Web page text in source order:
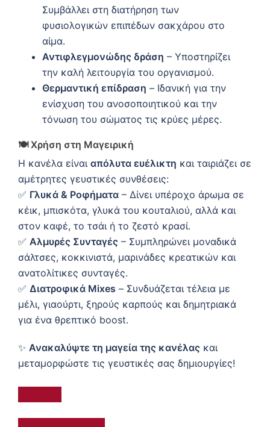
Συμβάλλει στη διατήρηση των
φυσιολογικών επιπέδων σακχάρου στο
αίμα.
Αντιφλεγμονώδης δράση – Υποστηρίζει
την καλή λειτουργία του οργανισμού.
Θερμαντική επίδραση – Ιδανική για την
ενίσχυση του ανοσοποιητικού και την
τόνωση του σώματος τις κρύες μέρες.
🍽Χρήση στη Μαγειρική
Η κανέλα είναι απόλυτα ευέλικτη και ταιριάζει σε
αμέτρητες γευστικές συνθέσεις:
✅ Γλυκά & Ροφήματα – Δίνει υπέροχο άρωμα σε
κέικ, μπισκότα, γλυκά του κουταλιού, αλλά και
στον καφέ, το τσάι ή το ζεστό κρασί.
✅ Αλμυρές Συνταγές – Συμπληρώνει μοναδικά
σάλτσες, κοκκινιστά, μαρινάδες κρεατικών και
ανατολίτικες συνταγές.
✅ Διατροφικά Mixes – Συνδυάζεται τέλεια με
μέλι, γιαούρτι, ξηρούς καρπούς και δημητριακά
για ένα θρεπτικό boost.
✨ Ανακαλύψτε τη μαγεία της κανέλας και
μεταμορφώστε τις γευστικές σας δημιουργίες!